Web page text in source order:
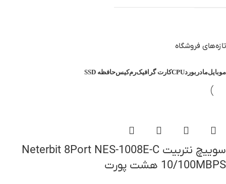
تازه‌های فروشگاه
موبایلمادربوردCPUکارت گرافیکرمکیسحافظه SSD
سوییچ نتربیت Neterbit 8Port NES-1008E-C
10/100MBPS هشت پورت